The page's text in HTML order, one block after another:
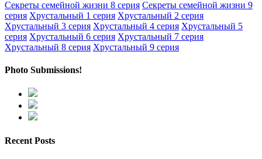
Секреты семейной жизни 8 серия Секреты семейной жизни 9
серия Хрустальный 1 серия Хрустальный 2 серия
Хрустальный 3 серия Хрустальный 4 серия Хрустальный 5
серия Хрустальный 6 серия Хрустальный 7 серия
Хрустальный 8 серия Хрустальный 9 серия
Photo Submissions!
Recent Posts